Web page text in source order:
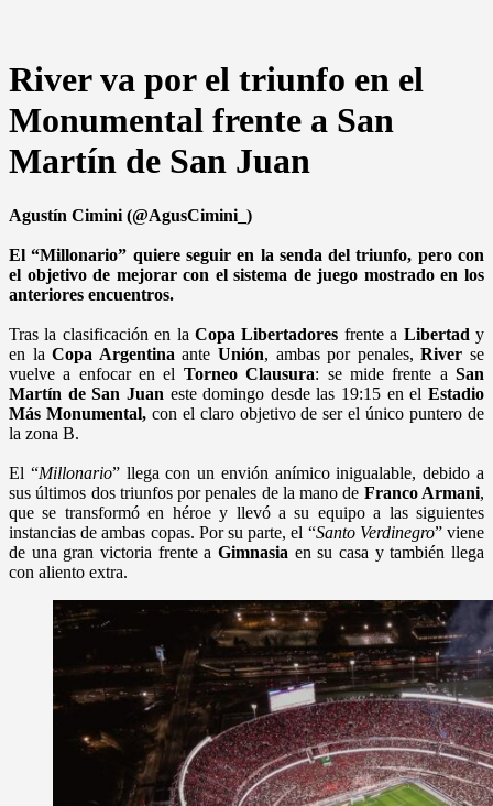
River va por el triunfo en el
Monumental frente a San
Martín de San Juan
Agustín Cimini (@AgusCimini_)
El “Millonario” quiere seguir en la senda del triunfo, pero con
el objetivo de mejorar con el sistema de juego mostrado en los
anteriores encuentros.
Tras la clasificación en la Copa Libertadores frente a Libertad y
en laCopa Argentina anteUnión, ambas por penales,River se
vuelve a enfocar en el Torneo Clausura: se mide frente aSan
Martín de San Juan este domingo desde las 19:15 en elEstadio
Más Monumental,con el claro objetivo de ser el único puntero de
la zona B.
El “Millonario” llega con un envión anímico inigualable, debido a
sus últimos dos triunfos por penales de la mano de Franco Armani,
que se transformó en héroe y llevó a su equipo a las siguientes
instancias de ambas copas. Por su parte, el “Santo Verdinegro” viene
de una gran victoria frente a Gimnasia en su casa y también llega
con aliento extra.